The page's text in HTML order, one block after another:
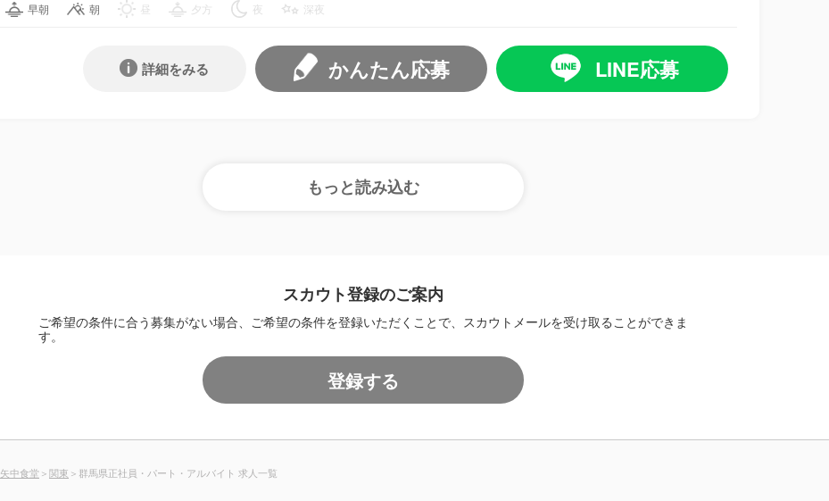
早朝 朝 昼 夕方 夜 深夜
LINE応募
かんたん応募
詳細をみる
スカウト登録のご案内
ご希望の条件に合う募集がない場合、ご希望の条件を登録いただくことで、スカウトメールを受け取ることができま
す。
登録する
矢中食堂＞関東 ＞群馬県正社員・パート・アルバイト 求人一覧